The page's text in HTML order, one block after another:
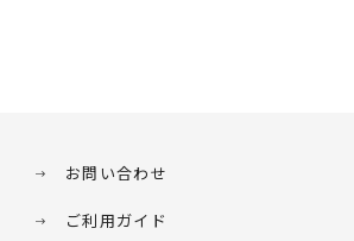
お問い合わせ
ご利用ガイド